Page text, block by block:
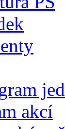
akcí